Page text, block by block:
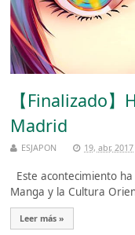
【Finalizado】
Madrid
ESJAPON 19, abr, 2017
Este acontecimiento
Manga y la Cultura
Leer más »